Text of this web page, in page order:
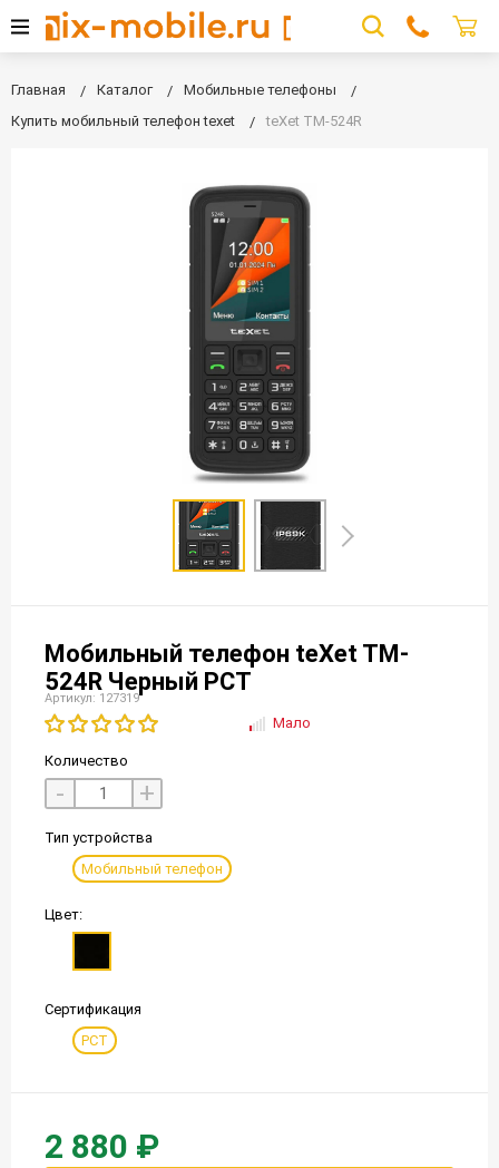
Главная Каталог
Мобильные телефоны
Купить мобильный телефон texet
teXet TM-524R
Мобильный телефон teXet TM-
524R Черный РСТ
Артикул: 127319
Мало
Количество
- +
Тип устройства
Мобильный телефон
Цвет:
Сертификация
РСТ
2 880 ₽